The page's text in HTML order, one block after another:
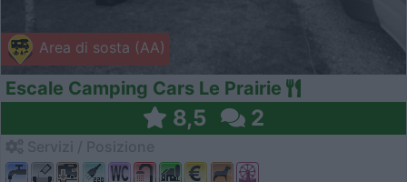
Area di sosta (AA)
Escale Camping Cars Le Prairie
8,5 2